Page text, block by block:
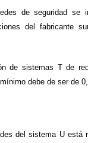
de seguridad se
del fabricante
de sistemas T de
debe de ser de
del sistema U está